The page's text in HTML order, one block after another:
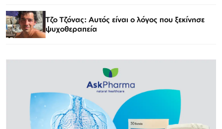
Τζο Τζόνας: Αυτός είναι ο λόγος που ξεκίνησε
ψυχοθεραπεία